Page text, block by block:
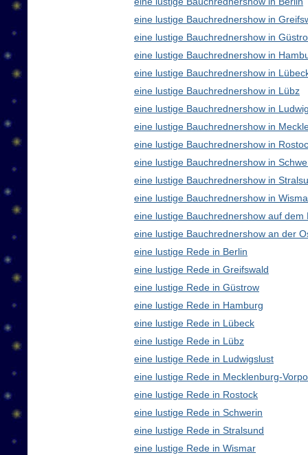
eine lustige Bauchrednershow in
eine lustige Bauchrednershow in
eine lustige Bauchrednershow in
eine lustige Bauchrednershow in
eine lustige Bauchrednershow in Lübz
eine lustige Bauchrednershow in
eine lustige Bauchrednershow in
eine lustige Bauchrednershow in
eine lustige Bauchrednershow in
eine lustige Bauchrednershow in
eine lustige Bauchrednershow in
eine lustige Bauchrednershow auf dem
eine lustige Bauchrednershow an der
eine lustige Rede in Berlin
eine lustige Rede in Greifswald
eine lustige Rede in Güstrow
eine lustige Rede in Hamburg
eine lustige Rede in Lübeck
eine lustige Rede in Lübz
eine lustige Rede in Ludwigslust
eine lustige Rede in Mecklenburg-
eine lustige Rede in Rostock
eine lustige Rede in Schwerin
eine lustige Rede in Stralsund
eine lustige Rede in Wismar